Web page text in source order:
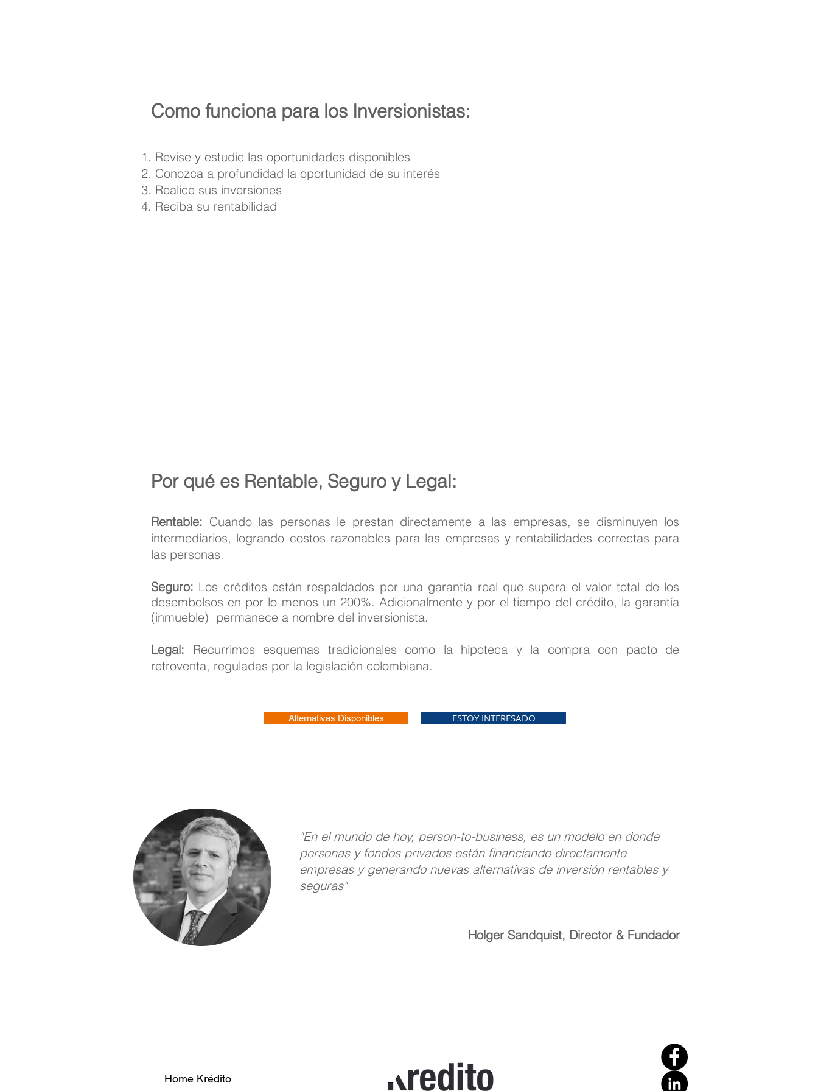
Como funciona para los Inversionistas:
Revise y estudie las oportunidades disponibles
Conozca a profundidad la oportunidad de su interés
Realice sus inversiones
Reciba su rentabilidad
Por qué es Rentable, Seguro y Legal:
Rentable: Cuando las personas le prestan directamente a las empresas, se disminuyen los
intermediarios, logrando costos razonables para las empresas y rentabilidades correctas para
las personas.
Seguro: Los créditos están respaldados por una garantía real que supera el valor total de los
desembolsos en por lo menos un 200%. Adicionalmente y por el tiempo del crédito, la garantía
(inmueble) permanece a nombre del inversionista.
Legal: Recurrimos esquemas tradicionales como la hipoteca y la compra con pacto de
retroventa, reguladas por la legislación colombiana.
Alternativas Disponibles ESTOY INTERESADO
"En el mundo de hoy, person-to-business, es un modelo en donde
personas y fondos privados están financiando directamente
empresas y generando nuevas alternativas de inversión rentables y
seguras"
Holger Sandquist, Director & Fundador
Home Krédito